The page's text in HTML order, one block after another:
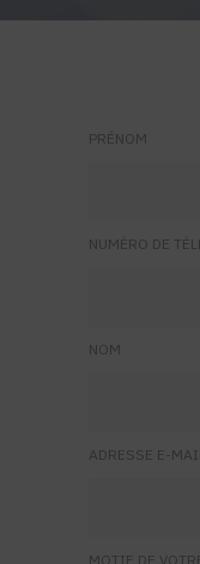
PRÉNOM
NUMÉRO DE
NOM
ADRESSE E-
MOTIF DE